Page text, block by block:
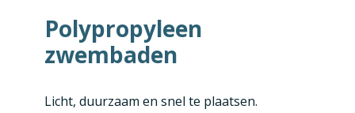
Polypropyleen
zwembaden
Licht, duurzaam en snel te plaatsen.